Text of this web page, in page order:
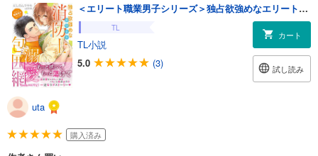
＜エリート職業男子シリーズ＞独占欲強めなエリート消防士さまの溺愛包囲網
TL
TL小説
5.0
(3)
カート
試し読み
uta
購入済み